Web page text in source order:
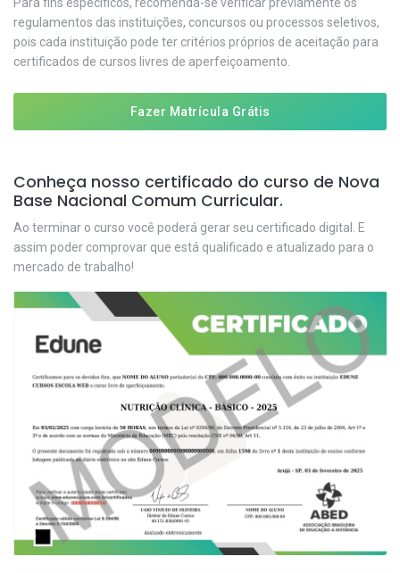
Para fins específicos, recomenda-se verificar previamente os
regulamentos das instituições, concursos ou processos seletivos,
pois cada instituição pode ter critérios próprios de aceitação para
certificados de cursos livres de aperfeiçoamento.
Fazer Matrícula Grátis
Conheça nosso certificado do curso de Nova
Base Nacional Comum Curricular.
Ao terminar o curso você poderá gerar seu certificado digital. E
assim poder comprovar que está qualificado e atualizado para o
mercado de trabalho!